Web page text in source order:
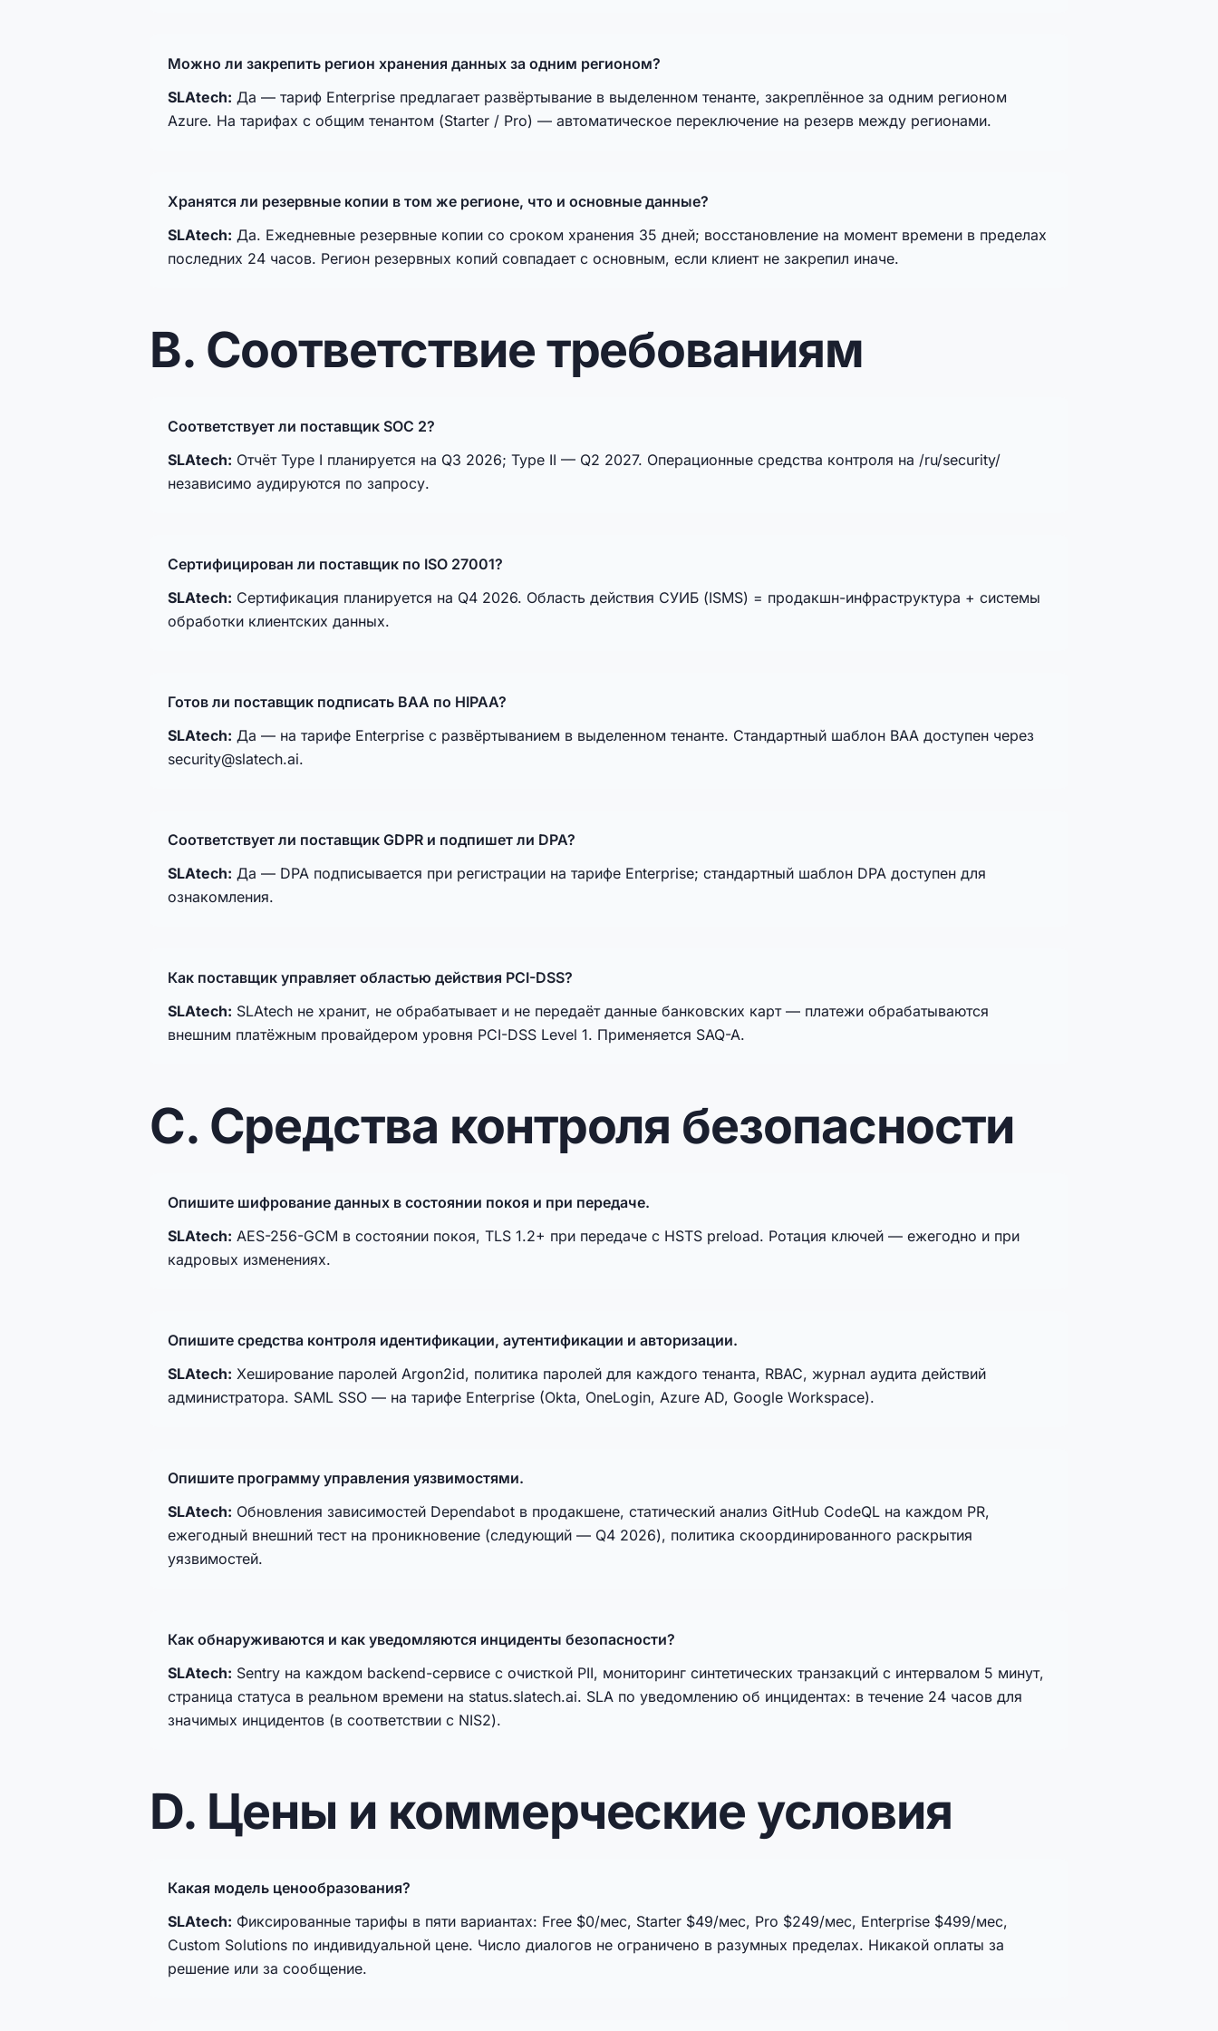
Можно ли закрепить регион хранения данных за одним регионом?
SLAtech: Да — тариф Enterprise предлагает развёртывание в выделенном тенанте, закреплённое за одним регионом
Azure. На тарифах с общим тенантом (Starter / Pro) — автоматическое переключение на резерв между регионами.
Хранятся ли резервные копии в том же регионе, что и основные данные?
SLAtech: Да. Ежедневные резервные копии со сроком хранения 35 дней; восстановление на момент времени в пределах
последних 24 часов. Регион резервных копий совпадает с основным, если клиент не закрепил иначе.
B. Соответствие требованиям
Соответствует ли поставщик SOC 2?
SLAtech: Отчёт Type I планируется на Q3 2026; Type II — Q2 2027. Операционные средства контроля на /ru/security/
независимо аудируются по запросу.
Сертифицирован ли поставщик по ISO 27001?
SLAtech: Сертификация планируется на Q4 2026. Область действия СУИБ (ISMS) = продакшн-инфраструктура + системы
обработки клиентских данных.
Готов ли поставщик подписать BAA по HIPAA?
SLAtech: Да — на тарифе Enterprise с развёртыванием в выделенном тенанте. Стандартный шаблон BAA доступен через
security@slatech.ai.
Соответствует ли поставщик GDPR и подпишет ли DPA?
SLAtech: Да — DPA подписывается при регистрации на тарифе Enterprise; стандартный шаблон DPA доступен для
ознакомления.
Как поставщик управляет областью действия PCI-DSS?
SLAtech: SLAtech не хранит, не обрабатывает и не передаёт данные банковских карт — платежи обрабатываются
внешним платёжным провайдером уровня PCI-DSS Level 1. Применяется SAQ-A.
C. Средства контроля безопасности
Опишите шифрование данных в состоянии покоя и при передаче.
SLAtech: AES-256-GCM в состоянии покоя, TLS 1.2+ при передаче с HSTS preload. Ротация ключей — ежегодно и при
кадровых изменениях.
Опишите средства контроля идентификации, аутентификации и авторизации.
SLAtech: Хеширование паролей Argon2id, политика паролей для каждого тенанта, RBAC, журнал аудита действий
администратора. SAML SSO — на тарифе Enterprise (Okta, OneLogin, Azure AD, Google Workspace).
Опишите программу управления уязвимостями.
SLAtech: Обновления зависимостей Dependabot в продакшене, статический анализ GitHub CodeQL на каждом PR,
ежегодный внешний тест на проникновение (следующий — Q4 2026), политика скоординированного раскрытия
уязвимостей.
Как обнаруживаются и как уведомляются инциденты безопасности?
SLAtech: Sentry на каждом backend-сервисе с очисткой PII, мониторинг синтетических транзакций с интервалом 5 минут,
страница статуса в реальном времени на status.slatech.ai. SLA по уведомлению об инцидентах: в течение 24 часов для
значимых инцидентов (в соответствии с NIS2).
D. Цены и коммерческие условия
Какая модель ценообразования?
SLAtech: Фиксированные тарифы в пяти вариантах: Free $0/мес, Starter $49/мес, Pro $249/мес, Enterprise $499/мес,
Custom Solutions по индивидуальной цене. Число диалогов не ограничено в разумных пределах. Никакой оплаты за
решение или за сообщение.